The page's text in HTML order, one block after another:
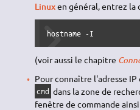
Linuxen général, entrez la
hostname -I
(voir aussi le chapitre
Pour connaître l'adresse IP
cmd dans la zone de
fenêtre de commande ainsi